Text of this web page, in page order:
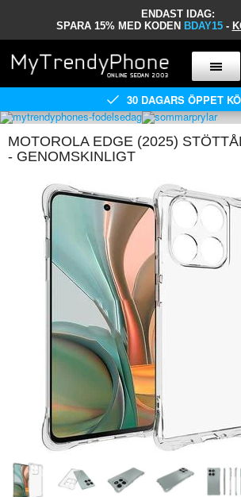
ENDAST IDAG:
SPARA 15% MED KODEN BDAY15 -
30 DAGARS ÖPPET
MOTOROLA EDGE (2025)
- GENOMSKINLIGT